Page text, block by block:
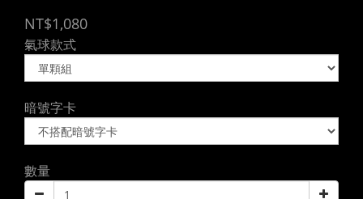
NT$1,080
氣球款式
暗號字卡
數量